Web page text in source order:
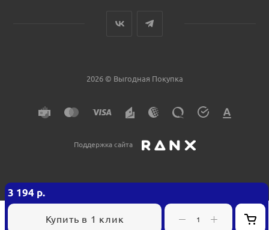
3 194 р.
Купить в 1 клик
2026 © Выгодная Покупка
Поддержка сайта